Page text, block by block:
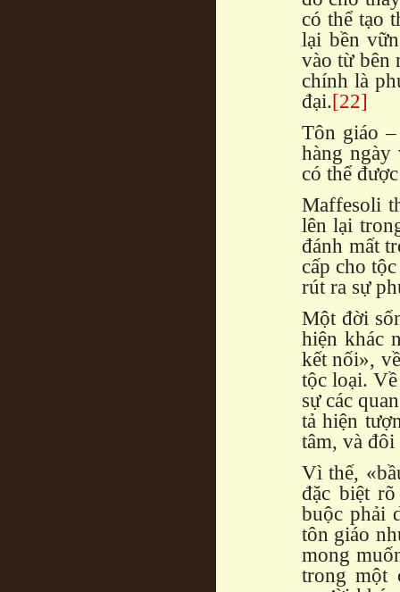
có thể tạo
lại bền
vào từ bên
chính là
đại.[22]
Tôn giáo
hàng
có thể
Maffesoli
lên lại
đánh mất
cấp cho
rút ra sự
Một đời
hiện khác
kết nối»,
tộc loại.
sự các
tả hiện
tâm, và
Vì thế,
đặc biệt
buộc phải
tôn giáo
mong
trong một